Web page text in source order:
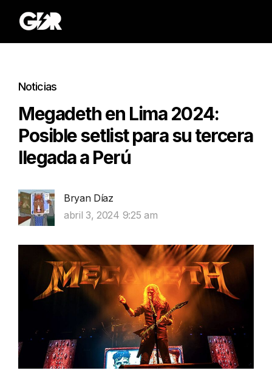
Noticias
Megadeth en Lima 2024:
Posible setlist para su tercera
llegada a Perú
Bryan Díaz
abril 3, 2024 9:25 am